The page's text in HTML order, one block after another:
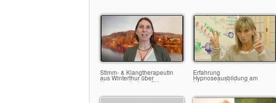
Stimm- & Klangtherapeutin
aus Winterthur über
Hypnoseschule in CH
Erfahrung
Hypnoseausbildung am
freiraum-Institut mit Jörg